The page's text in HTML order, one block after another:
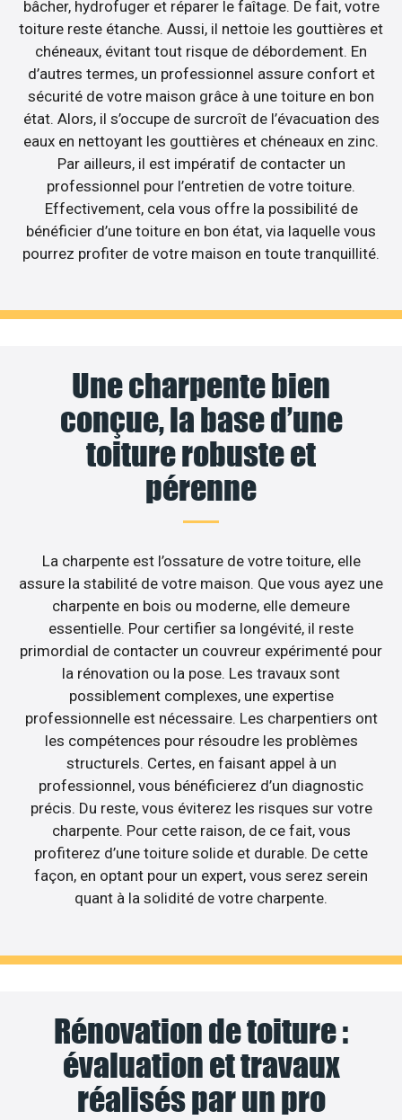
bâcher, hydrofuger et réparer le faîtage. De fait, votre
toiture reste étanche. Aussi, il nettoie les gouttières et
chéneaux, évitant tout risque de débordement. En
d’autres termes, un professionnel assure confort et
sécurité de votre maison grâce à une toiture en bon
état. Alors, il s’occupe de surcroît de l’évacuation des
eaux en nettoyant les gouttières et chéneaux en zinc.
Par ailleurs, il est impératif de contacter un
professionnel pour l’entretien de votre toiture.
Effectivement, cela vous offre la possibilité de
bénéficier d’une toiture en bon état, via laquelle vous
pourrez profiter de votre maison en toute tranquillité.
Une charpente bien
conçue, la base d’une
toiture robuste et
pérenne
La charpente est l’ossature de votre toiture, elle
assure la stabilité de votre maison. Que vous ayez une
charpente en bois ou moderne, elle demeure
essentielle. Pour certifier sa longévité, il reste
primordial de contacter un couvreur expérimenté pour
la rénovation ou la pose. Les travaux sont
possiblement complexes, une expertise
professionnelle est nécessaire. Les charpentiers ont
les compétences pour résoudre les problèmes
structurels. Certes, en faisant appel à un
professionnel, vous bénéficierez d’un diagnostic
précis. Du reste, vous éviterez les risques sur votre
charpente. Pour cette raison, de ce fait, vous
profiterez d’une toiture solide et durable. De cette
façon, en optant pour un expert, vous serez serein
quant à la solidité de votre charpente.
Rénovation de toiture :
évaluation et travaux
réalisés par un pro